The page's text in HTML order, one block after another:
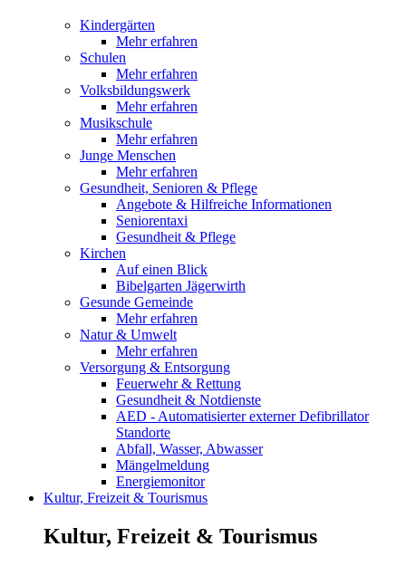
Kindergärten
Mehr erfahren
Schulen
Mehr erfahren
Volksbildungswerk
Mehr erfahren
Musikschule
Mehr erfahren
Junge Menschen
Mehr erfahren
Gesundheit, Senioren & Pflege
Angebote & Hilfreiche Informationen
Seniorentaxi
Gesundheit & Pflege
Kirchen
Auf einen Blick
Bibelgarten Jägerwirth
Gesunde Gemeinde
Mehr erfahren
Natur & Umwelt
Mehr erfahren
Versorgung & Entsorgung
Feuerwehr & Rettung
Gesundheit & Notdienste
AED - Automatisierter externer Defibrillator
Standorte
Abfall, Wasser, Abwasser
Mängelmeldung
Energiemonitor
Kultur, Freizeit & Tourismus
Kultur, Freizeit & Tourismus